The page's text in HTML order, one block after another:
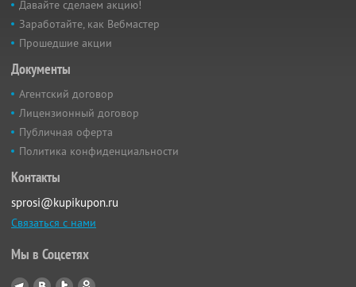
Давайте сделаем акцию!
Заработайте, как Вебмастер
Прошедшие акции
Документы
Агентский договор
Лицензионный договор
Публичная оферта
Политика конфиденциальности
Контакты
sprosi@kupikupon.ru
Связаться с нами
Мы в Соцсетях